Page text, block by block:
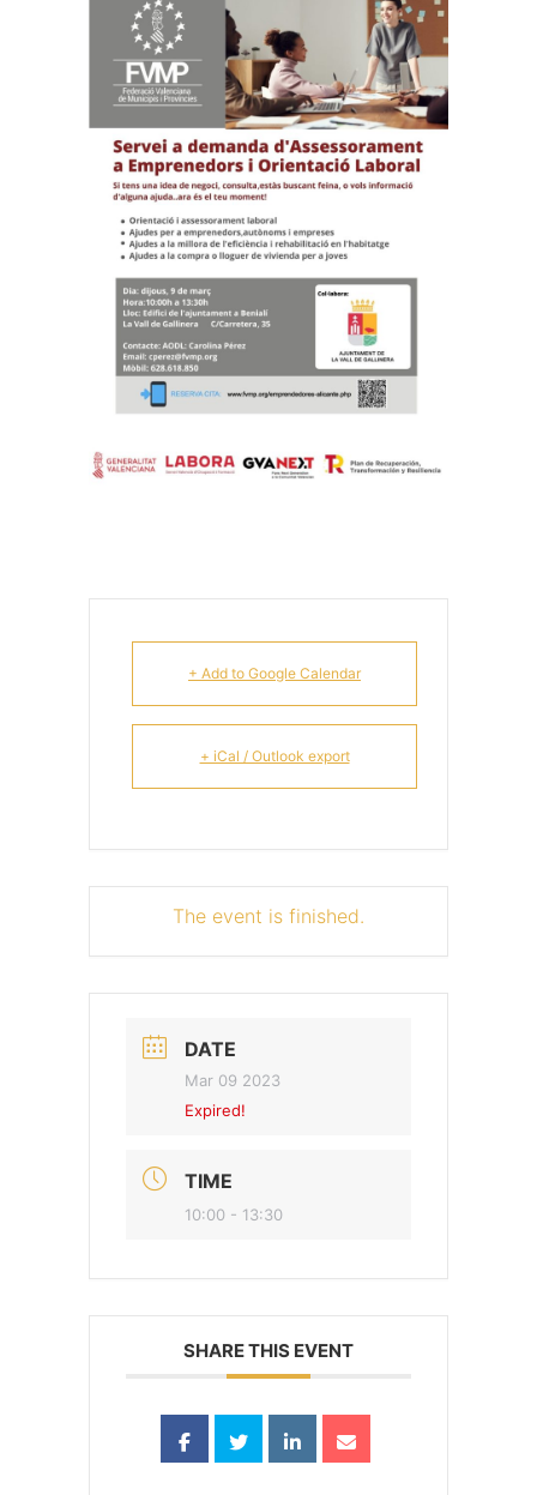
+ Add to Google Calendar
+ iCal / Outlook export
The event is finished.
DATE
Mar 09 2023
Expired!
TIME
10:00 - 13:30
SHARE THIS EVENT